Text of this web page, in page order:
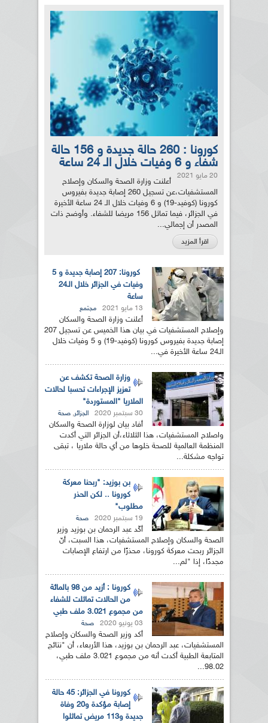
كورونا : 260 حالة جديدة و 156 حالة
شفاء و 6 وفيات خلال الـ 24 ساعة
20 مايو 2021
أعلنت وزارة الصحة والسكان وإصلاح
المستشفيات،عن تسجيل 260 إصابة جديدة بفيروس
كورونا (كوفيد-19) و 6 وفيات خلال الـ 24 ساعة الأخيرة
في الجزائر، فيما تماثل 156 مريضا للشفاء. وأوضح ذات
المصدر أن إجمالي...
اقرأ المزيد
كورونا: 207 إصابة جديدة و 5
وفيات في الجزائر خلال الـ24
ساعة
13 مايو 2021 مجتمع
أعلنت وزارة الصحة والسكان
وإصلاح المستشفيات في بيان هذا الخميس عن تسجيل 207
إصابة جديدة بفيروس كورونا (كوفيد-19) و 5 وفيات خلال
الـ24 ساعة الأخيرة في...
وزارة الصحة تكشف عن
تعزيز الإجراءات تحسبا لحالات
الملاريا "المستوردة"
30 سبتمبر 2020 الجزائر, صحة
أفاد بيان لوزارة الصحة والسكان
واصلاح المستشفيات، هذا الثلاثاء،أن الجزائر التي أكدت
المنظمة العالمية للصحة خلوها من أي حالة ملاريا ، تبقى
تواجه مشكلة...
بن بوزيد: "ربحنا معركة
كورونا .. لكن الحذر
مطلوب"
19 سبتمبر 2020 صحة
أكّد عبد الرحمان بن بوزيد وزير
الصحة والسكان وإصلاح المستشفيات، هذا السبت، أنّ
الجزائر ربحت معركة كورونا، محذرًا من ارتفاع الإصابات
مجددًا، إذا "لم...
كورونا : أزيد من 98 بالمائة
من الحالات تماثلت للشفاء
من مجموع 3.021 ملف طبي
03 يونيو 2020 صحة
أكد وزير الصحة والسكان وإصلاح
المستشفيات، عبد الرحمان بن بوزيد، هذا الأربعاء، أن "نتائج
المتابعة الطبية أكدت أنه من مجموع 3.021 ملف طبي،
98.02...
كورونا في الجزائر: 45 حالة
إصابة مؤكدة و20 وفاة
جديدة و113 مريض تماثلوا